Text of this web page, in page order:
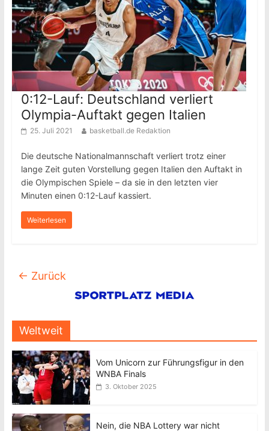
0:12-Lauf: Deutschland verliert
Olympia-Auftakt gegen Italien
25. Juli 2021 basketball.de Redaktion
Die deutsche Nationalmannschaft verliert trotz einer
lange Zeit guten Vorstellung gegen Italien den Auftakt in
die Olympischen Spiele – da sie in den letzten vier
Minuten einen 0:12-Lauf kassiert.
Weiterlesen
← Zurück
Weltweit
Vom Unicorn zur Führungsfigur in den
WNBA Finals
3. Oktober 2025
Nein, die NBA Lottery war nicht